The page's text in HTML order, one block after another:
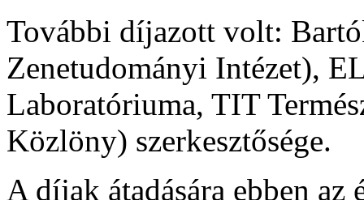
További díjazott volt:
Zenetudományi Intézet),
Laboratóriuma, TIT
Közlöny) szerkesztősége.
A díjak átadására ebben